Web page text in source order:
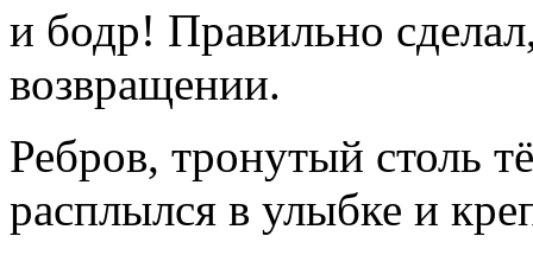
и бодр! Правильно
возвращении.
Ребров, тронутый столь
расплылся в улыбке и